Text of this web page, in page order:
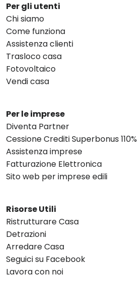
Per gli utenti
Chi siamo
Come funziona
Assistenza clienti
Trasloco casa
Fotovoltaico
Vendi casa
Per le imprese
Diventa Partner
Cessione Crediti Superbonus 110%
Assistenza imprese
Fatturazione Elettronica
Sito web per imprese edili
Risorse Utili
Ristrutturare Casa
Detrazioni
Arredare Casa
Seguici su Facebook
Lavora con noi